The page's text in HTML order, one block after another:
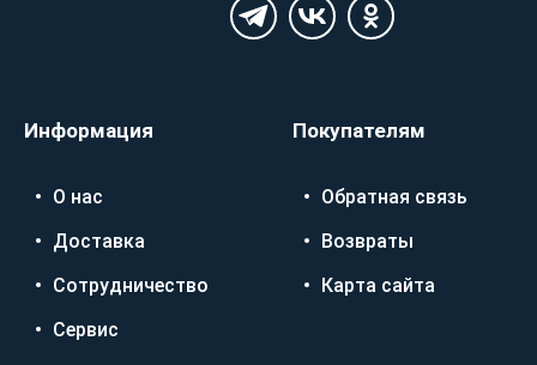
Информация
О нас
Доставка
Сотрудничество
Сервис
Покупателям
Обратная связь
Возвраты
Карта сайта